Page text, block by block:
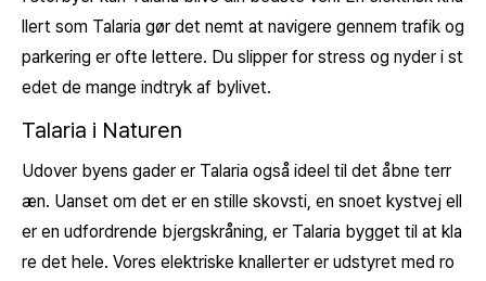
llert som Talaria gør det nemt at navigere gennem trafik og
parkering er ofte lettere. Du slipper for stress og nyder i st
edet de mange indtryk af bylivet.
Talaria i Naturen
Udover byens gader er Talaria også ideel til det åbne terr
æn. Uanset om det er en stille skovsti, en snoet kystvej ell
er en udfordrende bjergskråning, er Talaria bygget til at kla
re det hele. Vores elektriske knallerter er udstyret med ro